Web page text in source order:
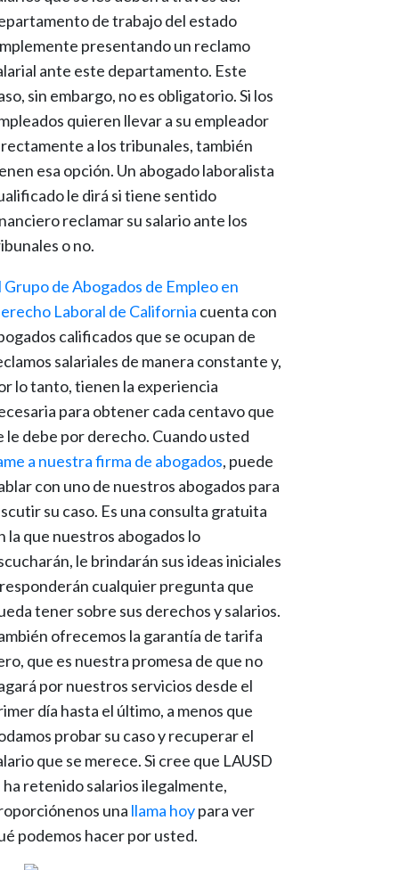
de trabajo del estado
presentando un reclamo
ante este departamento. Este
sin embargo, no es obligatorio. Si los
quieren llevar a su empleador
a los tribunales, también
esa opción. Un abogado laboralista
le dirá si tiene sentido
reclamar su salario ante los
o no.
Grupo de Abogados de Empleo en
Laboral de California cuenta con
calificados que se ocupan de
salariales de manera constante y,
lo tanto, tienen la experiencia
para obtener cada centavo que
le debe por derecho. Cuando usted
a nuestra firma de abogados, puede
con uno de nuestros abogados para
su caso. Es una consulta gratuita
la que nuestros abogados lo
le brindarán sus ideas iniciales
cualquier pregunta que
tener sobre sus derechos y salarios.
ofrecemos la garantía de tarifa
que es nuestra promesa de que no
por nuestros servicios desde el
día hasta el último, a menos que
probar su caso y recuperar el
que se merece. Si cree que LAUSD
ha retenido salarios ilegalmente,
una llama hoypara ver
podemos hacer por usted.